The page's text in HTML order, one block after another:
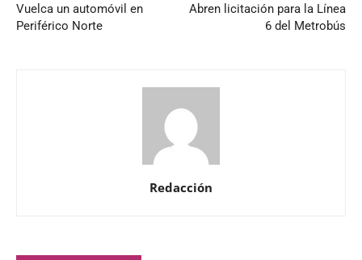
Vuelca un automóvil en
Periférico Norte
Abren licitación para la Línea
6 del Metrobús
Redacción